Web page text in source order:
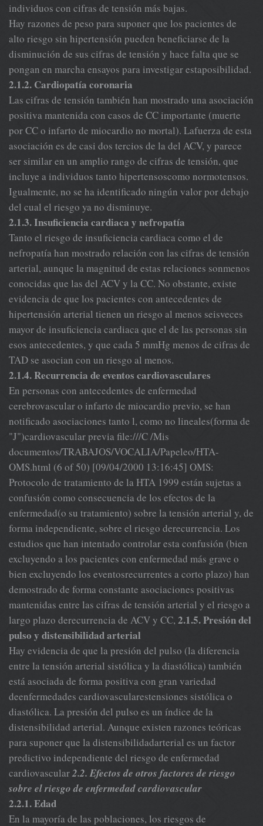
individuos con cifras de tensión más bajas.
Hay razones de peso para suponer que los pacientes de
alto riesgo sin hipertensión pueden beneficiarse de la
disminución de sus cifras de tensión y hace falta que se
pongan en marcha ensayos para investigar estaposibilidad.
2.1.2. Cardiopatía coronaria
Las cifras de tensión también han mostrado una asociación
positiva mantenida con casos de CC importante (muerte
por CC o infarto de miocardio no mortal). Lafuerza de esta
asociación es de casi dos tercios de la del ACV, y parece
ser similar en un amplio rango de cifras de tensión, que
incluye a individuos tanto hipertensoscomo normotensos.
Igualmente, no se ha identificado ningún valor por debajo
del cual el riesgo ya no disminuye.
2.1.3. Insuficiencia cardiaca y nefropatía
Tanto el riesgo de insuficiencia cardiaca como el de
nefropatía han mostrado relación con las cifras de tensión
arterial, aunque la magnitud de estas relaciones sonmenos
conocidas que las del ACV y la CC. No obstante, existe
evidencia de que los pacientes con antecedentes de
hipertensión arterial tienen un riesgo al menos seisveces
mayor de insuficiencia cardiaca que el de las personas sin
esos antecedentes, y que cada 5 mmHg menos de cifras de
TAD se asocian con un riesgo al menos.
2.1.4. Recurrencia de eventos cardiovasculares
En personas con antecedentes de enfermedad
cerebrovascular o infarto de miocardio previo, se han
notificado asociaciones tanto l, como no lineales(forma de
"J")cardiovascular previa file:///C /Mis
documentos/TRABAJOS/VOCALIA/Papeleo/HTA-
OMS.html (6 of 50) [09/04/2000 13:16:45] OMS:
Protocolo de tratamiento de la HTA 1999 están sujetas a
confusión como consecuencia de los efectos de la
enfermedad(o su tratamiento) sobre la tensión arterial y, de
forma independiente, sobre el riesgo derecurrencia. Los
estudios que han intentado controlar esta confusión (bien
excluyendo a los pacientes con enfermedad más grave o
bien excluyendo los eventosrecurrentes a corto plazo) han
demostrado de forma constante asociaciones positivas
mantenidas entre las cifras de tensión arterial y el riesgo a
largo plazo derecurrencia de ACV y CC, 2.1.5. Presión del
pulso y distensibilidad arterial
Hay evidencia de que la presión del pulso (la diferencia
entre la tensión arterial sistólica y la diastólica) también
está asociada de forma positiva con gran variedad
deenfermedades cardiovascularestensiones sistólica o
diastólica. La presión del pulso es un índice de la
distensibilidad arterial. Aunque existen razones teóricas
para suponer que la distensibilidadarterial es un factor
predictivo independiente del riesgo de enfermedad
cardiovascular2.2. Efectos de otros factores de riesgo
sobre el riesgo de enfermedad cardiovascular
2.2.1. Edad
En la mayoría de las poblaciones, los riesgos de